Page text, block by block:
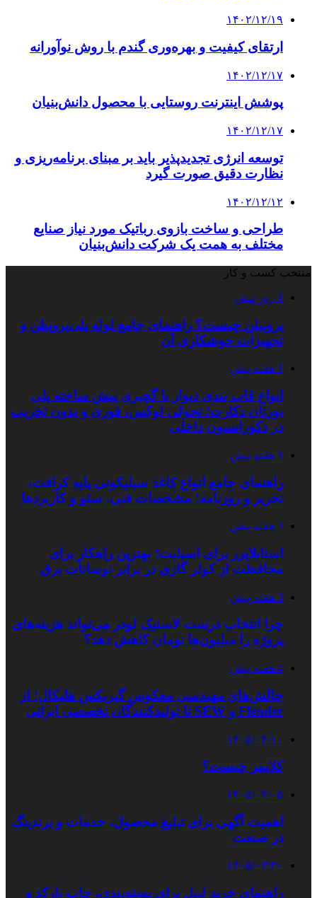
۱۴۰۲/۱۲/۱۹
ارتقای کیفیت و بهره‌وری گندم با روش نوآورانه
۱۴۰۲/۱۲/۱۷
پوشش اینترنت روستایی با محصول دانش‌بنیان
۱۴۰۲/۱۲/۱۷
توسعه انرژی تجدیدپذیر باید بر مبنای برنامه‌ریزی و
نظارت دقیق صورت گیرد
۱۴۰۲/۱۲/۱۲
طراحی و ساخت بازوی رباتیک مورد نیاز صنایع
مختلف به همت یک شرکت دانش‌بنیان
منتخب کسب و کار
1 روز پیش
پروپیلن چیست؟ راهنمای جامع لوله پلی‌پروپیلن و
تجهیزات جوشکاری آن
1 هفته پیش
انواع قاب بندی دیوار با گچبری پیش ساخته پلی
یورتان دکارت؛ تحولی لوکس، فوری و بدون تخریب
در دکوراسیون داخلی
1 هفته پیش
راهنمای جامع انواع کاغذ سیلیکونی پایه کرافت،
تحریر و روزنامه؛ مشخصات فنی، سئو و کاربردها
3 هفته پیش
استابلایزر برای اسپلیت؛ بهترین راهکار برای
محافظت از کولر گازی در برابر نوسانات برق
3 هفته پیش
چرا انتخاب درست لاستیک لودر می‌تواند هزینه‌های
پروژه را میلیون‌ها تومان کاهش دهد؟
4 هفته پیش
چالش‌های مهندسی معکوس گیربکس هلیکال؛ از
Flender و SEW تا تولیدکنندگان تخصصی ایرانی
۱۴۰۵/۰۴/۱۰
کلایمر چیست؟
۱۴۰۵/۰۴/۰۵
اهمیت آگهی برای تبلیغ محصول، خدمات و برندینگ
در صنعت
۱۴۰۵/۰۳/۳۰
راهنمای خرید لیبل برای بسته‌بندی، چاپ بارکد و